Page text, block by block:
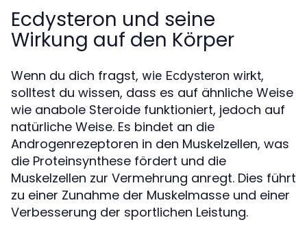
Ecdysteron und seine
Wirkung auf den Körper
Wenn du dich fragst, wie Ecdysteron wirkt,
solltest du wissen, dass es auf ähnliche Weise
wie anabole Steroide funktioniert, jedoch auf
natürliche Weise. Es bindet an die
Androgenrezeptoren in den Muskelzellen, was
die Proteinsynthese fördert und die
Muskelzellen zur Vermehrung anregt. Dies führt
zu einer Zunahme der Muskelmasse und einer
Verbesserung der sportlichen Leistung.